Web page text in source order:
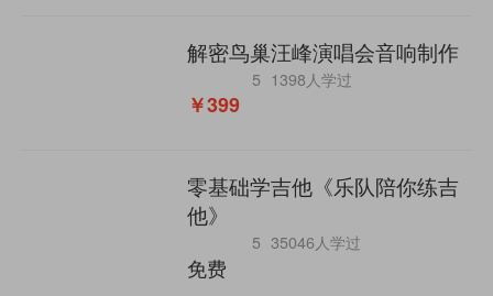
解密鸟巢汪峰演唱会音响制作
5 1398人学过
￥399
零基础学吉他《乐队陪你练吉
他》
5 35046人学过
免费